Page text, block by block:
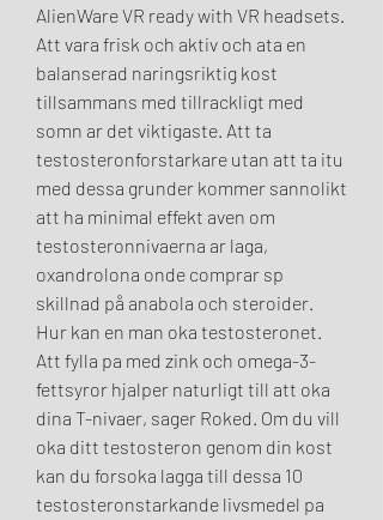
Att vara frisk och aktiv och ata en
balanserad naringsriktig kost
tillsammans med tillrackligt med
somn ar det viktigaste. Att ta
testosteronforstarkare utan att ta itu
med dessa grunder kommer sannolikt
att ha minimal effekt aven om
testosteronnivaerna ar laga,
oxandrolona onde comprar sp
skillnad på anabola och steroider.
Hur kan en man oka testosteronet.
Att fylla pa med zink och omega-3-
fettsyror hjalper naturligt till att oka
dina T-nivaer, sager Roked. Om du vill
oka ditt testosteron genom din kost
kan du forsoka lagga till dessa 10
testosteronstarkande livsmedel pa